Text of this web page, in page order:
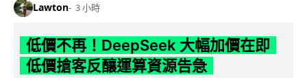
Lawton 3 小時
低價不再！DeepSeek 大幅加價在即
低價搶客反釀運算資源告急